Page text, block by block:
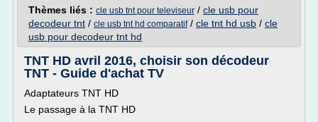
Thèmes liés : cle usb tnt pour televiseur / cle usb pour
decodeur tnt / cle usb tnt hd comparatif/ cle tnt hd usb / cle
usb pour decodeur tnt hd
TNT HD avril 2016, choisir son décodeur
TNT - Guide d'achat TV
Adaptateurs TNT HD
Le passage à la TNT HD